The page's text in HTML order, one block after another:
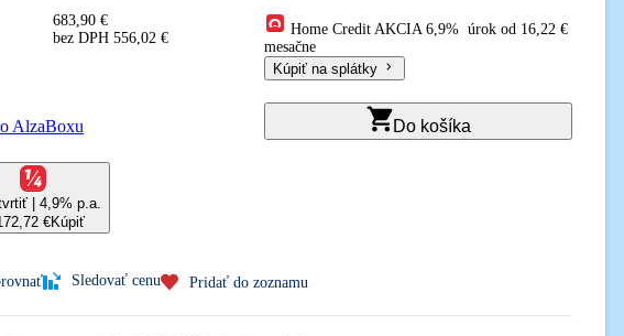
683,90 €
bez DPH 556,02 €
Home Credit AKCIA 6,9% úrok od 16,22 €
mesačne
Kúpiť na splátky
AlzaBoxu Do košíka
| 4,9% p.a.
€Kúpiť
Sledovať cenu Pridať do zoznamu